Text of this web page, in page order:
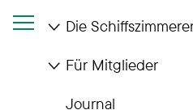
Die
Für Mitglieder
Journal
Startseite
Die Schiffszimmerer